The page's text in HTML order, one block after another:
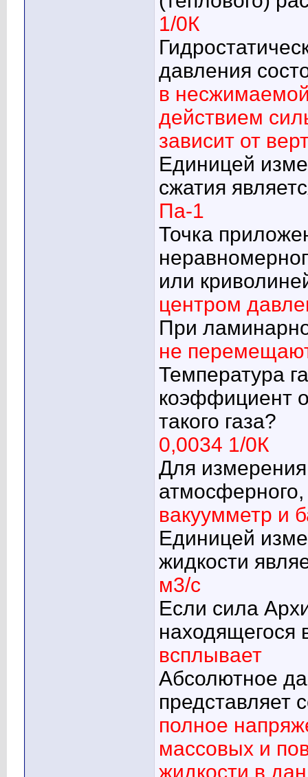
1/0К
давления
в
действием
зависит от
Единицей
сжатия
Па-1
Точка
или
центром
При
не
Температура
коэффициент
такого газа?
0,0034 1/0К
Для
вакуумметр и
Единицей
жидкости
м3/с
Если сила
находящегося
всплывает
Абсолютное
представляет
полное
массовых и
жидкости в